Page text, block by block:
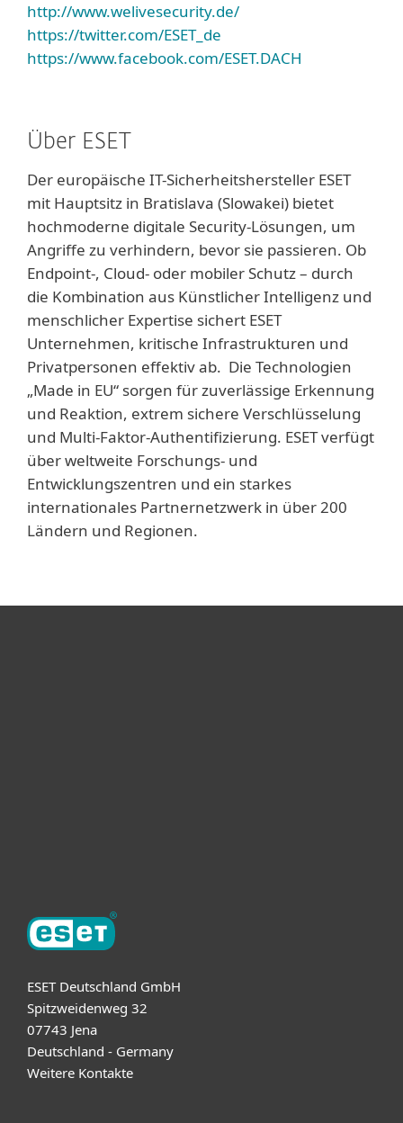
http://www.welivesecurity.de/
https://twitter.com/ESET_de
https://www.facebook.com/ESET.DACH
Über ESET
Der europäische IT-Sicherheitshersteller ESET
mit Hauptsitz in Bratislava (Slowakei) bietet
hochmoderne digitale Security-Lösungen, um
Angriffe zu verhindern, bevor sie passieren. Ob
Endpoint-, Cloud- oder mobiler Schutz – durch
die Kombination aus Künstlicher Intelligenz und
menschlicher Expertise sichert ESET
Unternehmen, kritische Infrastrukturen und
Privatpersonen effektiv ab. Die Technologien
„Made in EU“ sorgen für zuverlässige Erkennung
und Reaktion, extrem sichere Verschlüsselung
und Multi-Faktor-Authentifizierung. ESET verfügt
über weltweite Forschungs- und
Entwicklungszentren und ein starkes
internationales Partnernetzwerk in über 200
Ländern und Regionen.
ESET Deutschland GmbH
Spitzweidenweg 32
07743 Jena
Deutschland - Germany
Weitere Kontakte